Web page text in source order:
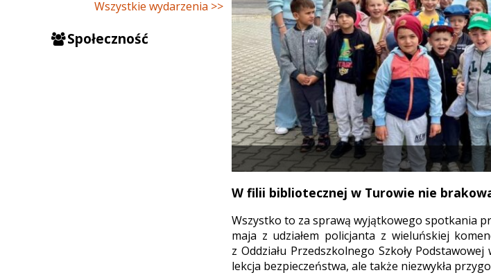
Wszystkie wydarzenia >>
Społeczność
W filii bibliotecznej w Turowie nie
Wszystko to za sprawą wyjątkowego spotkania
maja z udziałem policjanta z wieluńskiej
z Oddziału Przedszkolnego Szkoły
lekcja bezpieczeństwa, ale także niezwykła